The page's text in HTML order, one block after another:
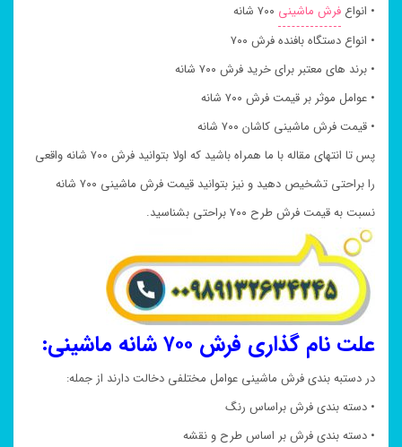
• انواع فرش ماشینی
• انواع دستگاه بافنده فرش ۷۰۰
• برند های معتبر برای خرید فرش ۷۰۰ شانه
• عوامل موثر بر قیمت فرش ۷۰۰ شانه
• قیمت فرش ماشینی کاشان ۷۰۰ شانه
پس تا انتهای مقاله با ما همراه باشید که اولا بتوانید فرش ۷۰۰ شانه واقعی
را براحتی تشخیص دهید و نیز بتوانید قیمت فرش ماشینی ۷۰۰ شانه
نسبت به قیمت فرش طرح ۷۰۰ براحتی بشناسید.
علت نام گذاری فرش ۷۰۰ شانه ماشینی:
در دستبه بندی فرش ماشینی عوامل مختلفی دخالت دارند از جمله:
• دسته بندی فرش براساس رنگ
• دسته بندی فرش بر اساس طرح و نقشه